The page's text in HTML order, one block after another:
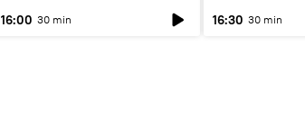
16:00 30 min
16:30 30 min